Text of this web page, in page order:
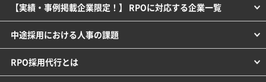
【実績・事例掲載企業限定！】 RPOに対応する企業一覧
中途採用における人事の課題
RPO採用代行とは